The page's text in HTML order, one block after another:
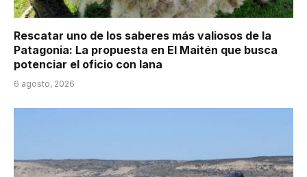
Rescatar uno de los saberes más valiosos de la
Patagonia: La propuesta en El Maitén que busca
potenciar el oficio con lana
6 agosto, 2026